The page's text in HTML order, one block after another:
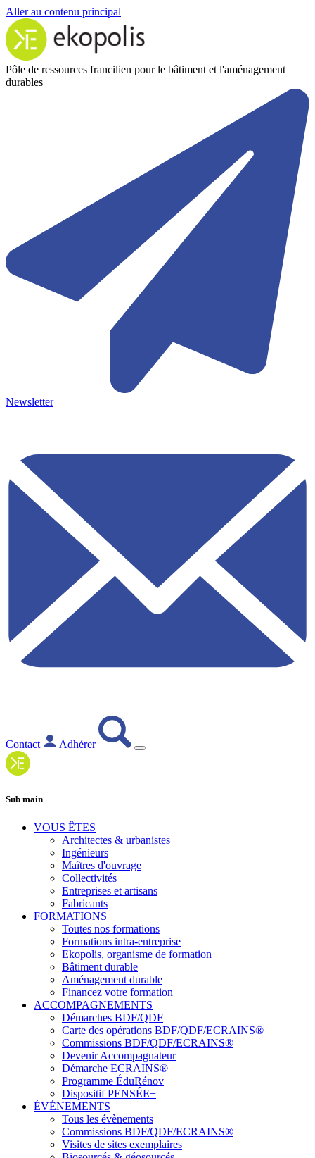
Aller au contenu principal
Pôle de ressources francilien pour le bâtiment et l'aménagement
durables
Newsletter
Contact Adhérer
Sub main
VOUS ÊTES
Architectes & urbanistes
Ingénieurs
Maîtres d'ouvrage
Collectivités
Entreprises et artisans
Fabricants
FORMATIONS
Toutes nos formations
Formations intra-entreprise
Ekopolis, organisme de formation
Bâtiment durable
Aménagement durable
Financez votre formation
ACCOMPAGNEMENTS
Démarches BDF/QDF
Carte des opérations BDF/QDF/ECRAINS®
Commissions BDF/QDF/ECRAINS®
Devenir Accompagnateur
Démarche ECRAINS®
Programme ÉduRénov
Dispositif PENSÉE+
ÉVÉNEMENTS
Tous les évènements
Commissions BDF/QDF/ECRAINS®
Visites de sites exemplaires